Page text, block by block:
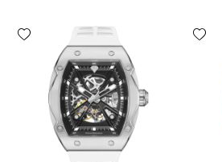
Add wishlist